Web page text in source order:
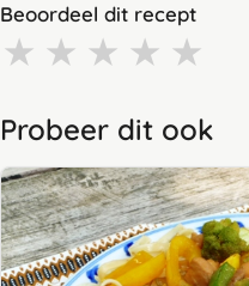
Beoordeel dit recept
★ ★ ★ ★ ★
Probeer dit ook